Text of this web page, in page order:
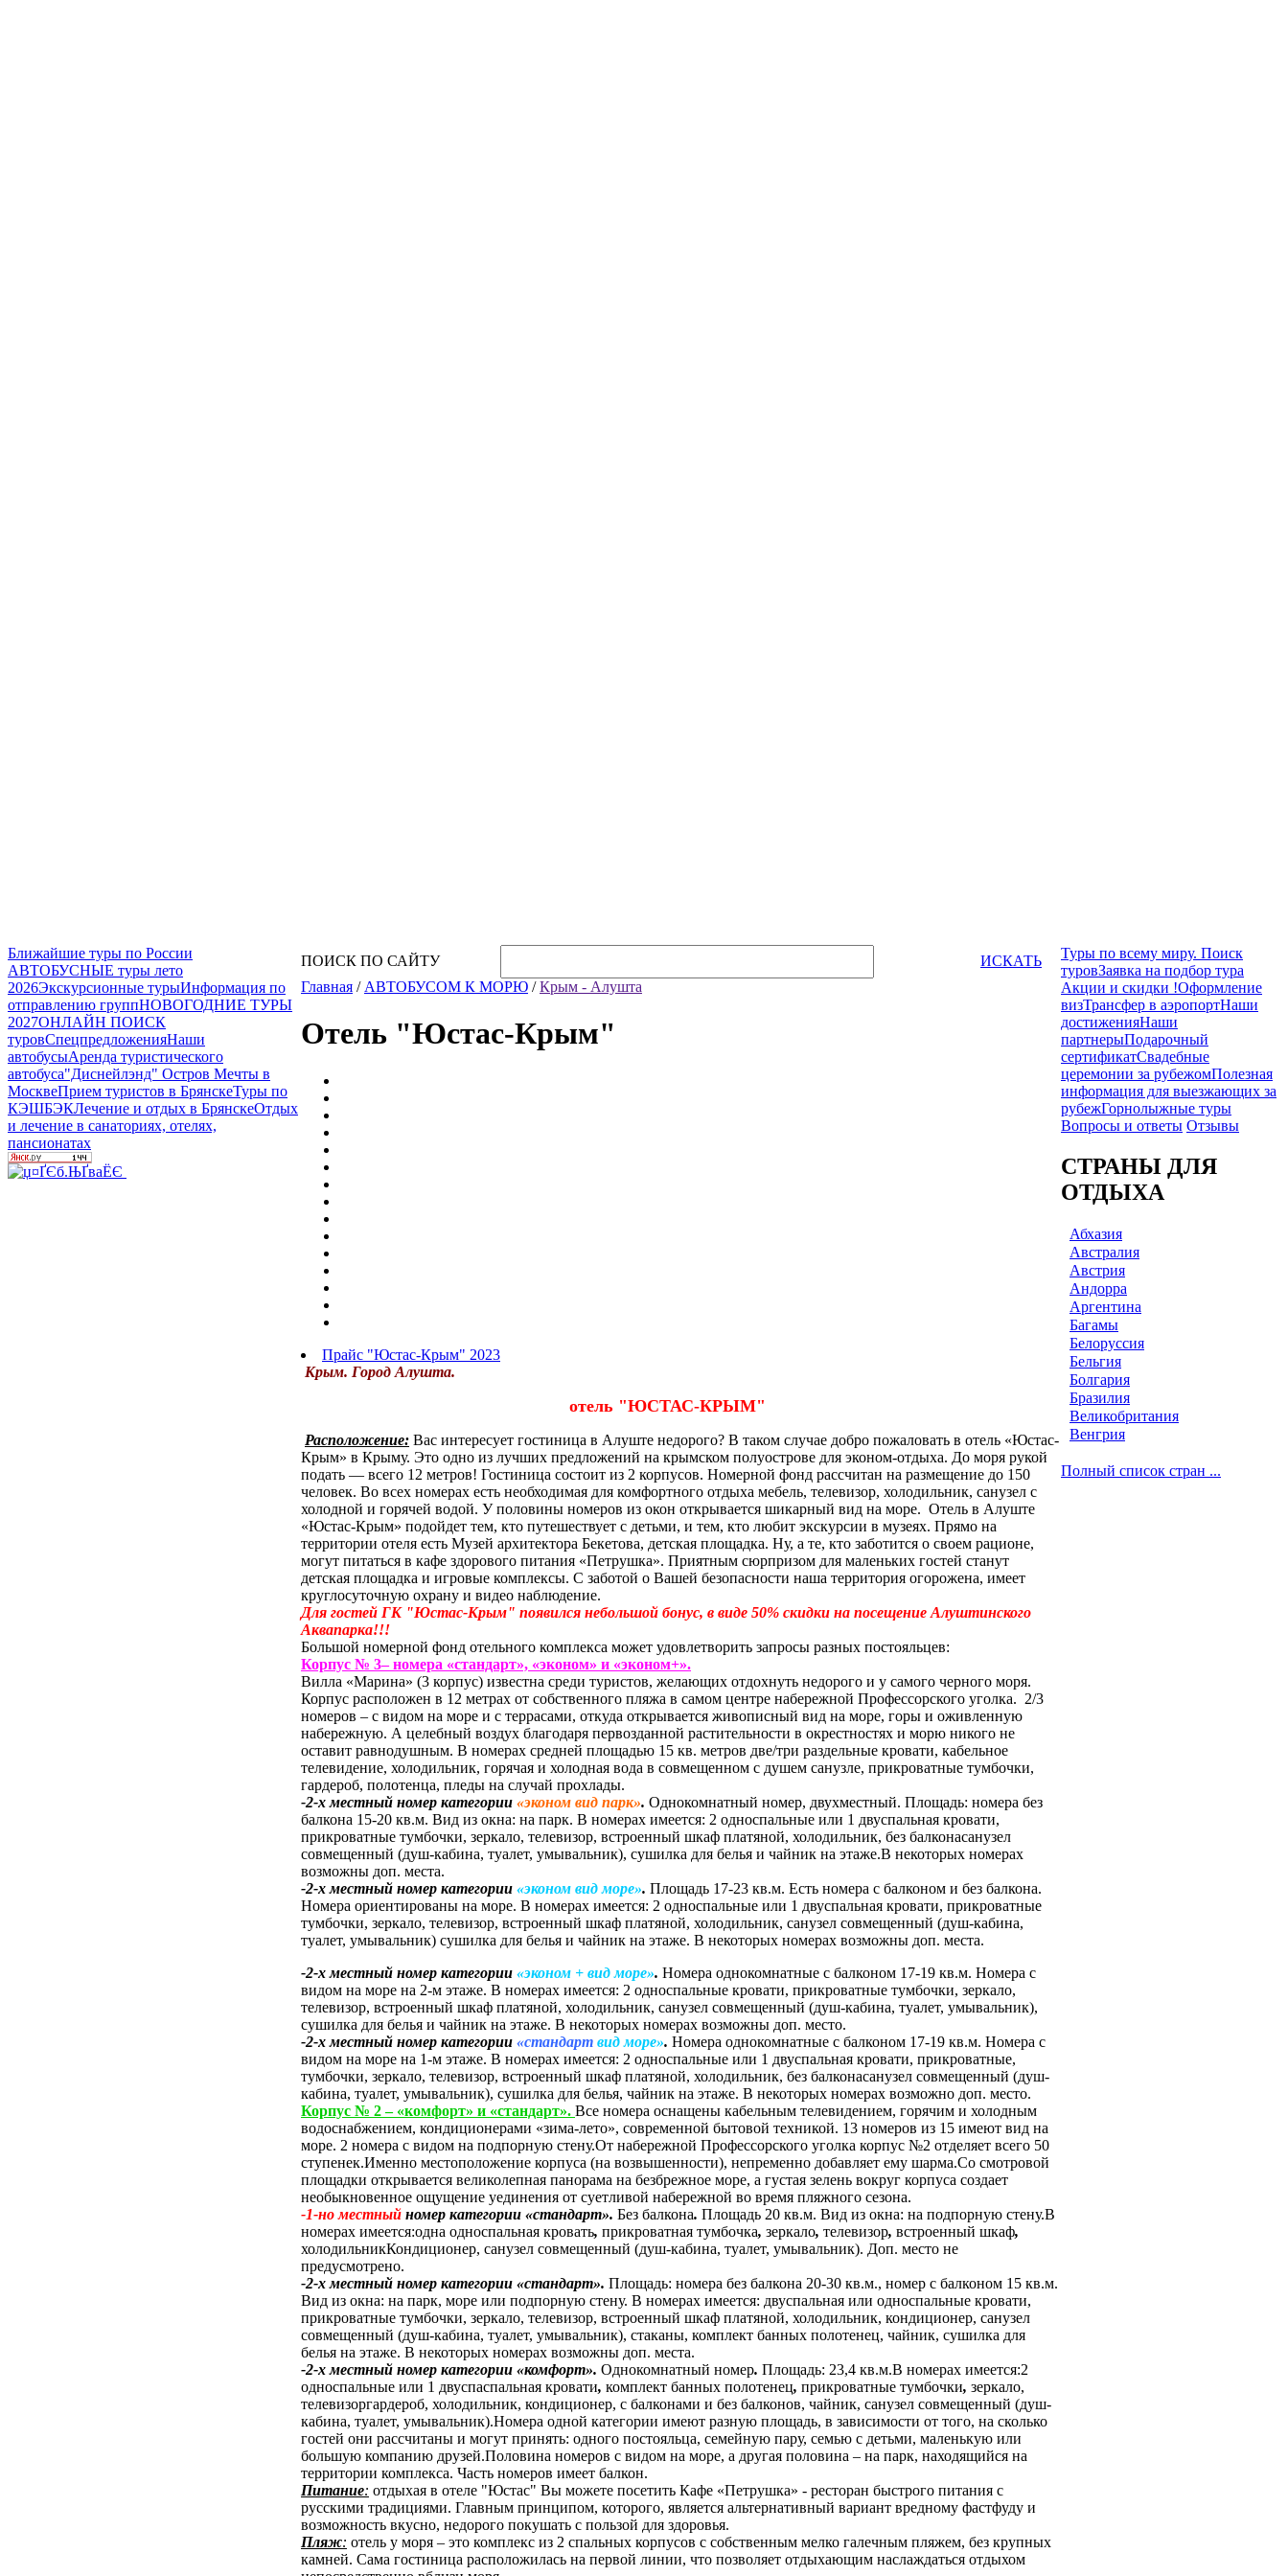
Ближайшие туры по России
АВТОБУСНЫЕ туры лето
2026Экскурсионные турыИнформация по
отправлению группНОВОГОДНИЕ ТУРЫ
2027ОНЛАЙН ПОИСК
туровСпецпредложенияНаши
автобусыАренда туристического
автобуса"Диснейлэнд" Остров Мечты в
МосквеПрием туристов в БрянскеТуры по
КЭШБЭКЛечение и отдых в БрянскеОтдых
и лечение в санаториях, отелях,
пансионатах
ПОИСК ПО САЙТУ
ИСКАТЬ
Главная / АВТОБУСОМ К МОРЮ /Крым - Алушта
Отель "Юстас-Крым"
Прайс "Юстас-Крым" 2023
Крым. Город Алушта.
отель "ЮСТАС-КРЫМ"
Расположение: Вас интересует гостиница в Алуште недорого? В таком случае добро пожаловать в отель «Юстас-
Крым» в Крыму. Это одно из лучших предложений на крымском полуострове для эконом-отдыха. До моря рукой
подать — всего 12 метров! Гостиница состоит из 2 корпусов. Номерной фонд рассчитан на размещение до 150
человек. Во всех номерах есть необходимая для комфортного отдыха мебель, телевизор, холодильник, санузел с
холодной и горячей водой. У половины номеров из окон открывается шикарный вид на море. Отель в Алуште
«Юстас-Крым» подойдет тем, кто путешествует с детьми, и тем, кто любит экскурсии в музеях. Прямо на
территории отеля есть Музей архитектора Бекетова, детская площадка. Ну, а те, кто заботится о своем рационе,
могут питаться в кафе здорового питания «Петрушка». Приятным сюрпризом для маленьких гостей станут
детская площадка и игровые комплексы. С заботой о Вашей безопасности наша территория огорожена, имеет
круглосуточную охрану и видео наблюдение.
Для гостей ГК "Юстас-Крым" появился небольшой бонус, в виде 50% скидки на посещение Алуштинского
Аквапарка!!!
Большой номерной фонд отельного комплекса может удовлетворить запросы разных постояльцев:
Корпус № 3– номера «стандарт», «эконом» и «эконом+».
Вилла «Марина» (3 корпус) известна среди туристов, желающих отдохнуть недорого и у самого черного моря.
Корпус расположен в 12 метрах от собственного пляжа в самом центре набережной Профессорского уголка. 2/3
номеров – с видом на море и с террасами, откуда открывается живописный вид на море, горы и оживленную
набережную. А целебный воздух благодаря первозданной растительности в окрестностях и морю никого не
оставит равнодушным. В номерах средней площадью 15 кв. метров две/три раздельные кровати, кабельное
телевидение, холодильник, горячая и холодная вода в совмещенном с душем санузле, прикроватные тумбочки,
гардероб, полотенца, пледы на случай прохлады.
-2-х местный номер категории «эконом вид парк». Однокомнатный номер, двухместный. Площадь: номера без
балкона 15-20 кв.м. Вид из окна: на парк. В номерах имеется: 2 односпальные или 1 двуспальная кровати,
прикроватные тумбочки, зеркало, телевизор, встроенный шкаф платяной, холодильник, без балконасанузел
совмещенный (душ-кабина, туалет, умывальник), сушилка для белья и чайник на этаже.В некоторых номерах
возможны доп. места.
-2-х местный номер категории «эконом вид море». Площадь 17-23 кв.м. Есть номера с балконом и без балкона.
Номера ориентированы на море. В номерах имеется: 2 односпальные или 1 двуспальная кровати, прикроватные
тумбочки, зеркало, телевизор, встроенный шкаф платяной, холодильник, санузел совмещенный (душ-кабина,
туалет, умывальник) сушилка для белья и чайник на этаже. В некоторых номерах возможны доп. места.
-2-х местный номер категории «эконом + вид море». Номера однокомнатные с балконом 17-19 кв.м. Номера с
видом на море на 2-м этаже. В номерах имеется: 2 односпальные кровати, прикроватные тумбочки, зеркало,
телевизор, встроенный шкаф платяной, холодильник, санузел совмещенный (душ-кабина, туалет, умывальник),
сушилка для белья и чайник на этаже. В некоторых номерах возможны доп. место.
-2-х местный номер категории «стандарт вид море». Номера однокомнатные с балконом 17-19 кв.м. Номера с
видом на море на 1-м этаже. В номерах имеется: 2 односпальные или 1 двуспальная кровати, прикроватные,
тумбочки, зеркало, телевизор, встроенный шкаф платяной, холодильник, без балконасанузел совмещенный (душ-
кабина, туалет, умывальник), сушилка для белья, чайник на этаже. В некоторых номерах возможно доп. место.
Корпус № 2 – «комфорт» и «стандарт». Все номера оснащены кабельным телевидением, горячим и холодным
водоснабжением, кондиционерами «зима-лето», современной бытовой техникой. 13 номеров из 15 имеют вид на
море. 2 номера с видом на подпорную стену.От набережной Профессорского уголка корпус №2 отделяет всего 50
ступенек.Именно местоположение корпуса (на возвышенности), непременно добавляет ему шарма.Со смотровой
площадки открывается великолепная панорама на безбрежное море, а густая зелень вокруг корпуса создает
необыкновенное ощущение уединения от суетливой набережной во время пляжного сезона.
-1-но местный номер категории «стандарт». Без балкона. Площадь 20 кв.м. Вид из окна: на подпорную стену.В
номерах имеется:одна односпальная кровать, прикроватная тумбочка, зеркало, телевизор, встроенный шкаф,
холодильникКондиционер, санузел совмещенный (душ-кабина, туалет, умывальник). Доп. место не
предусмотрено.
-2-х местный номер категории «стандарт». Площадь: номера без балкона 20-30 кв.м., номер с балконом 15 кв.м.
Вид из окна: на парк, море или подпорную стену. В номерах имеется: двуспальная или односпальные кровати,
прикроватные тумбочки, зеркало, телевизор, встроенный шкаф платяной, холодильник, кондиционер, санузел
совмещенный (душ-кабина, туалет, умывальник), стаканы, комплект банных полотенец, чайник, сушилка для
белья на этаже. В некоторых номерах возможны доп. места.
-2-х местный номер категории «комфорт». Однокомнатный номер. Площадь: 23,4 кв.м.В номерах имеется:2
односпальные или 1 двуспаспальная кровати, комплект банных полотенец, прикроватные тумбочки, зеркало,
телевизоргардероб, холодильник, кондиционер, с балконами и без балконов, чайник, санузел совмещенный (душ-
кабина, туалет, умывальник).Номера одной категории имеют разную площадь, в зависимости от того, на сколько
гостей они рассчитаны и могут принять: одного постояльца, семейную пару, семью с детьми, маленькую или
большую компанию друзей.Половина номеров с видом на море, а другая половина – на парк, находящийся на
территории комплекса. Часть номеров имеет балкон.
Питание: отдыхая в отеле "Юстас" Вы можете посетить Кафе «Петрушка» - ресторан быстрого питания с
русскими традициями. Главным принципом, которого, является альтернативный вариант вредному фастфуду и
возможность вкусно, недорого покушать с пользой для здоровья.
Пляж: отель у моря – это комплекс из 2 спальных корпусов с собственным мелко галечным пляжем, без крупных
камней. Сама гостиница расположилась на первой линии, что позволяет отдыхающим наслаждаться отдыхом
Туры по всему миру. Поиск
туровЗаявка на подбор тура
Акции и скидки !Оформление
визТрансфер в аэропортНаши
достиженияНаши
партнерыПодарочный
сертификатСвадебные
церемонии за рубежомПолезная
информация для выезжающих за
рубежГорнолыжные туры
Вопросы и ответы Отзывы
СТРАНЫ ДЛЯ
ОТДЫХА
Абхазия
Австралия
Австрия
Андорра
Аргентина
Багамы
Белоруссия
Бельгия
Болгария
Бразилия
Великобритания
Венгрия
Полный список стран ...